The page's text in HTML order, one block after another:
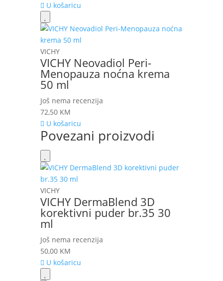
U košaricu
VICHY
VICHY Neovadiol Peri-
Menopauza noćna krema
50 ml
Još nema recenzija
72,50 KM
U košaricu
Povezani proizvodi
VICHY
VICHY DermaBlend 3D
korektivni puder br.35 30
ml
Još nema recenzija
50,00 KM
U košaricu